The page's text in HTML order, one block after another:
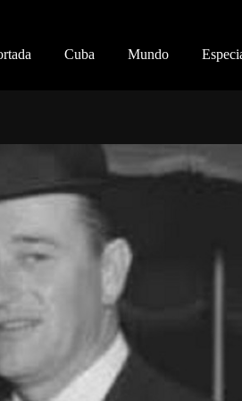
Cuba Mundo